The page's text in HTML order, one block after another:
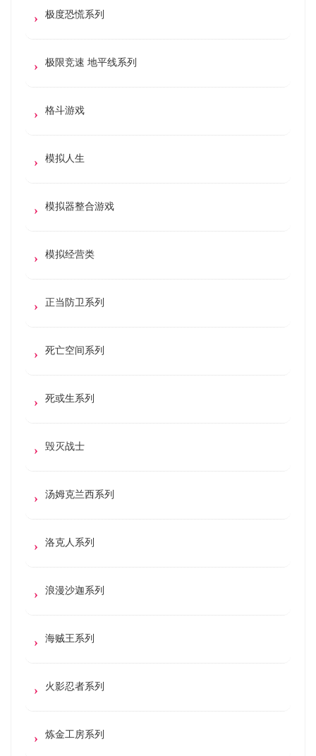
极度恐慌系列
极限竞速 地平线系列
格斗游戏
模拟人生
模拟器整合游戏
模拟经营类
正当防卫系列
死亡空间系列
死或生系列
毁灭战士
汤姆克兰西系列
洛克人系列
浪漫沙迦系列
海贼王系列
火影忍者系列
炼金工房系列